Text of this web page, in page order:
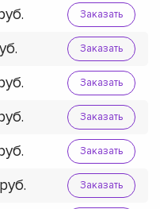
Заказать
Заказать
Заказать
Заказать
Заказать
Заказать